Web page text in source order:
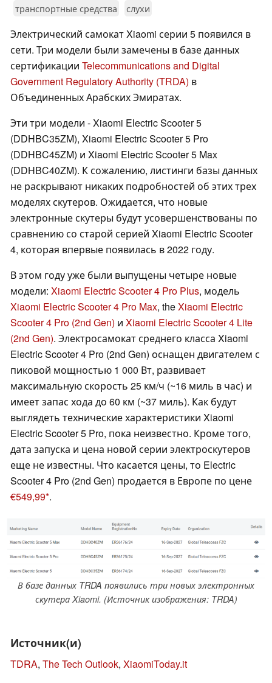
транспортные средства слухи
Электрический самокат Xiaomi серии 5 появился в
сети. Три модели были замечены в базе данных
сертификации Telecommunications and Digital
Government Regulatory Authority (TRDA) в
Объединенных Арабских Эмиратах.
Эти три модели - Xiaomi Electric Scooter 5
(DDHBC35ZM), Xiaomi Electric Scooter 5 Pro
(DDHBC45ZM) и Xiaomi Electric Scooter 5 Max
(DDHBC40ZM). К сожалению, листинги базы данных
не раскрывают никаких подробностей об этих трех
моделях скутеров. Ожидается, что новые
электронные скутеры будут усовершенствованы по
сравнению со старой серией Xiaomi Electric Scooter
4, которая впервые появилась в 2022 году.
В этом году уже были выпущены четыре новые
модели: Xiaomi Electric Scooter 4 Pro Plus, модель
Xiaomi Electric Scooter 4 Pro Max, theXiaomi Electric
Scooter 4 Pro (2nd Gen) и Xiaomi Electric Scooter 4 Lite
(2nd Gen). Электросамокат среднего класса Xiaomi
Electric Scooter 4 Pro (2nd Gen) оснащен двигателем с
пиковой мощностью 1 000 Вт, развивает
максимальную скорость 25 км/ч (~16 миль в час) и
имеет запас хода до 60 км (~37 миль). Как будут
выглядеть технические характеристики Xiaomi
Electric Scooter 5 Pro, пока неизвестно. Кроме того,
дата запуска и цена новой серии электроскутеров
еще не известны. Что касается цены, то Electric
Scooter 4 Pro (2nd Gen) продается в Европе по цене
€549,99 .
В базе данных TRDA появились три новых электронных
скутера Xiaomi. (Источник изображения: TRDA)
Источник(и)
TDRA, The Tech Outlook, XiaomiToday.it